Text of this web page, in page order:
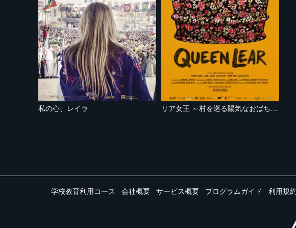
私の心、レイラ リア女王 ～村を巡る陽気なおばちゃん劇団～
学校教育利用コース 会社概要 サービス概要 プログラムガイド 利用規約